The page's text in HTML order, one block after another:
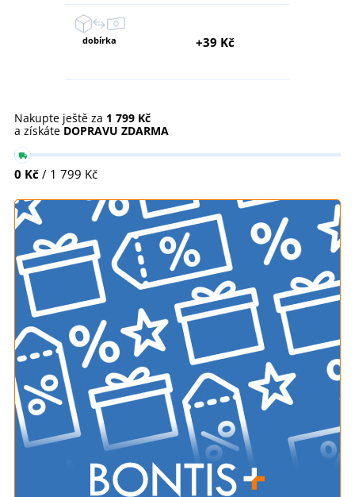
dobírka +39 Kč
Nakupte ještě za 1 799 Kč
a získáte DOPRAVU ZDARMA
0 Kč / 1 799 Kč